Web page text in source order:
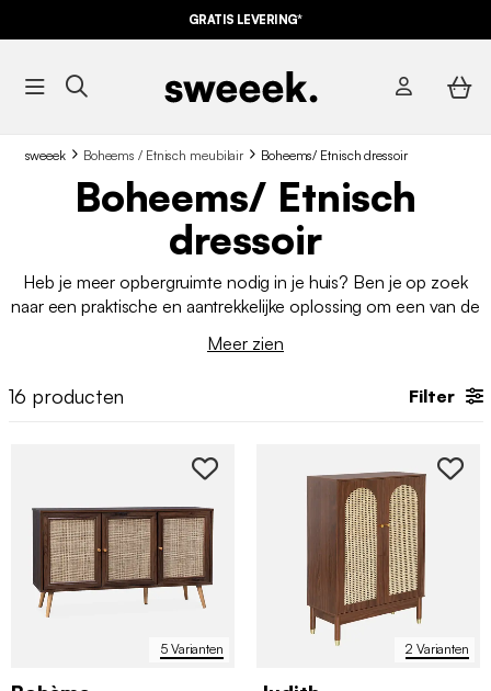
GRATIS LEVERING*
sweeek Boheems / Etnisch meubilair Boheems/ Etnisch dressoir
Boheems/ Etnisch
dressoir
Heb je meer opbergruimte nodig in je huis? Ben je op zoek
naar een praktische en aantrekkelijke oplossing om een van de
dressoir is een van onze favoriete meubels voor in huis.
Meer zien
16 producten Filter
5 Varianten 2 Varianten